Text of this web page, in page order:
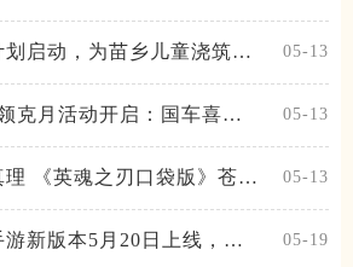
启动，为苗乡儿童浇筑梦
05-13
克月活动开启：国车喜迎
05-13
《英魂之刃口袋版》苍天
05-13
游新版本5月20日上线，女
05-19